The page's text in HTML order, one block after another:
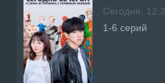
Сегодня,
1-6 серий